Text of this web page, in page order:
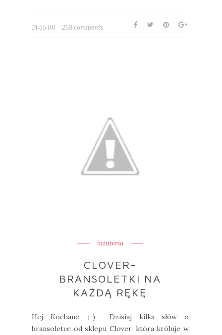
14:35:00 268 comments
biżuteria
CLOVER-
BRANSOLETKI NA
KAŻDĄ RĘKĘ
Hej Kochane. ;-) Dzisiaj kilka słów o
bransoletce od sklepu Clover, która króluje w